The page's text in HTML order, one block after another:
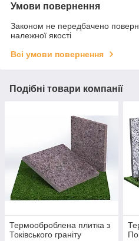
Умови повернення
Законом не передбачено
належної якості
Всі умови повернення
Подібні товари компанії
Термооброблена плитка з
Токівського граніту